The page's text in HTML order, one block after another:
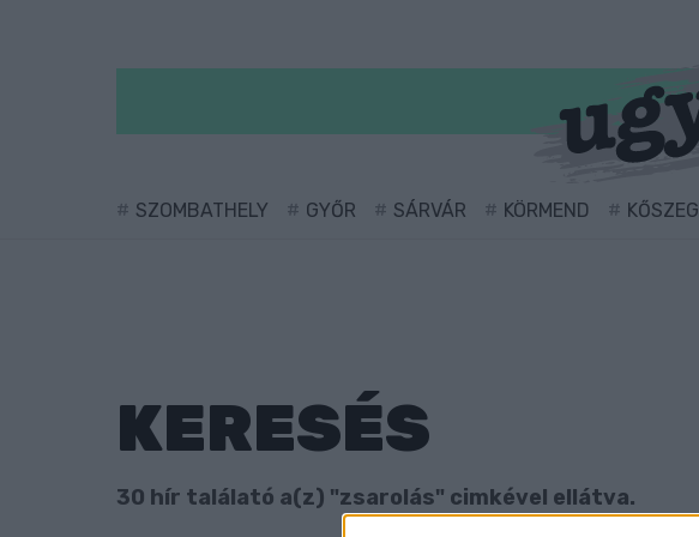
SZOMBATHELY GYŐR SÁRVÁR KÖRMEND KŐSZEG
KERESÉS
30 hír találató a(z) "zsarolás" cimkével ellátva.